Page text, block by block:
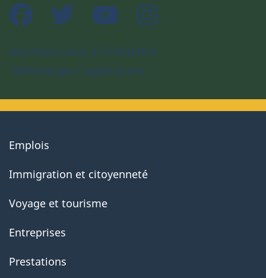
Facebook Twitter YouTube
Abonnez-vous à l’infolettre
Téléchargez l’application
About
government
Emplois
Immigration et citoyenneté
Voyage et tourisme
Entreprises
Prestations